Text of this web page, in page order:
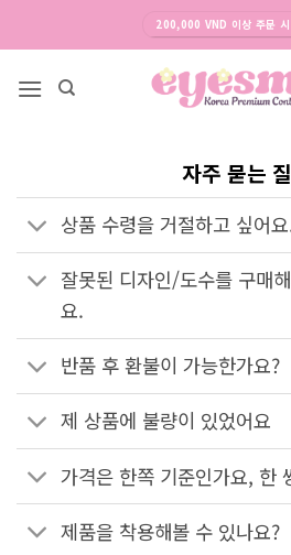
200,000 VND 이상 주문 시
자주 묻는
상품 수령을 거절하고 싶어
잘못된 디자인/도수를 구매
요.
반품 후 환불이 가능한가요?
제 상품에 불량이 있었어요
가격은 한쪽 기준인가요, 한
제품을 착용해볼 수 있나요?